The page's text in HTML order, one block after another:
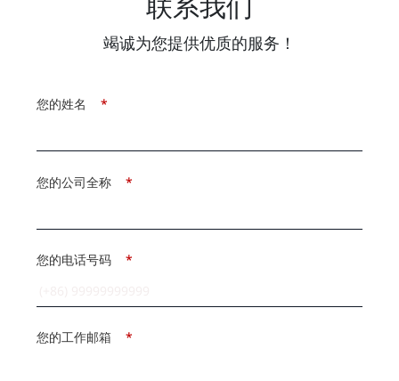
竭诚为您提供优质的服务！
*
您的姓名
*
您的公司全称
*
您的电话号码
*
您的工作邮箱